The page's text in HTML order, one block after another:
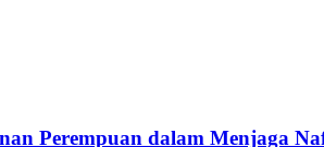
Perempuan dalam Menjaga